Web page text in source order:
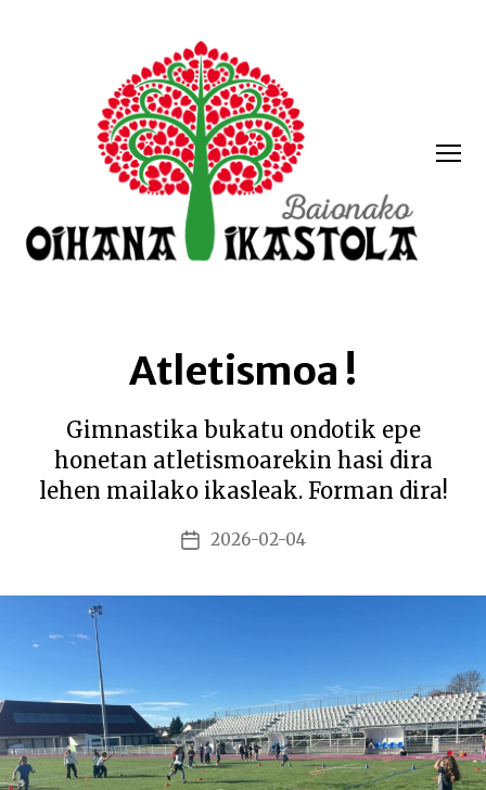
Atletismoa !
Gimnastika bukatu ondotik epe
honetan atletismoarekin hasi dira
lehen mailako ikasleak. Forman dira!
Argitalpenaren
2026-02-04